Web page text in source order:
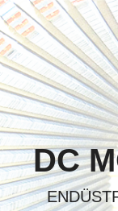
Skip
to
content
DC